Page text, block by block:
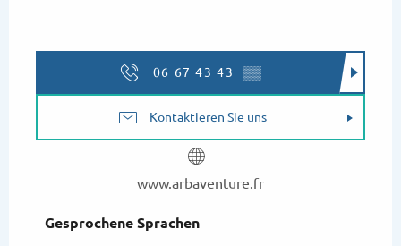
06 67 43 43 ▒▒
Kontaktieren Sie uns
www.arbaventure.fr
Gesprochene Sprachen
Gesprochene Sprachen